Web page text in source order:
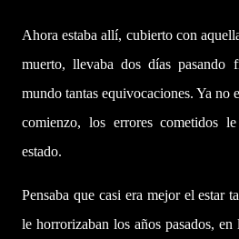
Ahora estaba allí, cubierto con
muerto, llevaba dos días pasando
mundo tantas equivocaciones. Ya no
comienzo, los errores cometidos
estado.
Pensaba que casi era mejor el estar
le horrorizaban los años pasados, en